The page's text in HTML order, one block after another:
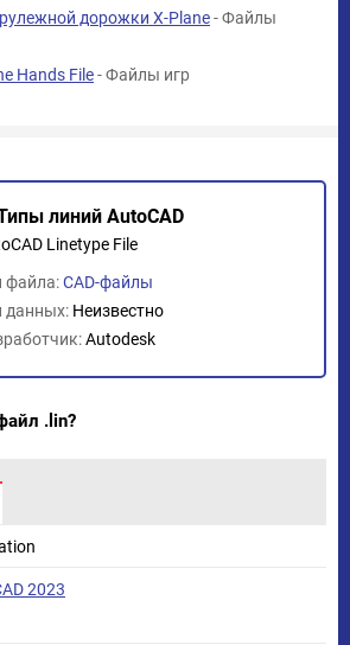
дорожки X-Plane- Файлы
Hands File- Файлы игр
линий AutoCAD
Linetype File
файла:CAD-файлы
данных: Неизвестно
Autodesk
.lin?
2023